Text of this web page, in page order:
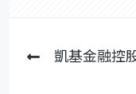
凱基金融控